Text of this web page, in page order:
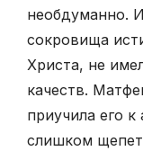
необдуманно.
сокровища
Христа, не
качеств.
приучила его
слишком